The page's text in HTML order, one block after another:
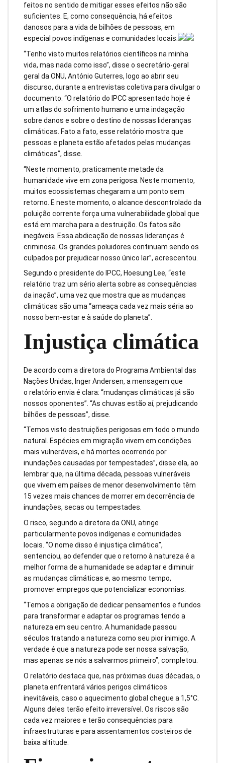
feitos no sentido de mitigar esses efeitos não são
suficientes. E, como consequência, há efeitos
danosos para a vida de bilhões de pessoas, em
especial povos indígenas e comunidades locais.
“Tenho visto muitos relatórios científicos na minha
vida, mas nada como isso”, disse o secretário-geral
geral da ONU, António Guterres, logo ao abrir seu
discurso, durante a entrevistas coletiva para divulgar o
documento. “O relatório do IPCC apresentado hoje é
um atlas do sofrimento humano e uma indagação
sobre danos e sobre o destino de nossas lideranças
climáticas. Fato a fato, esse relatório mostra que
pessoas e planeta estão afetados pelas mudanças
climáticas”, disse.
“Neste momento, praticamente metade da
humanidade vive em zona perigosa. Neste momento,
muitos ecossistemas chegaram a um ponto sem
retorno. E neste momento, o alcance descontrolado da
poluição corrente força uma vulnerabilidade global que
está em marcha para a destruição. Os fatos são
inegáveis. Essa abdicação de nossas lideranças é
criminosa. Os grandes poluidores continuam sendo os
culpados por prejudicar nosso único lar”, acrescentou.
Segundo o presidente do IPCC, Hoesung Lee, “este
relatório traz um sério alerta sobre as consequências
da inação”, uma vez que mostra que as mudanças
climáticas são uma “ameaça cada vez mais séria ao
nosso bem-estar e à saúde do planeta”.
Injustiça climática
De acordo com a diretora do Programa Ambiental das
Nações Unidas, Inger Andersen, a mensagem que
o relatório envia é clara: “mudanças climáticas já são
nossos oponentes”. “As chuvas estão aí, prejudicando
bilhões de pessoas”, disse.
“Temos visto destruições perigosas em todo o mundo
natural. Espécies em migração vivem em condições
mais vulneráveis, e há mortes ocorrendo por
inundações causadas por tempestades”, disse ela, ao
lembrar que, na última década, pessoas vulneráveis
que vivem em países de menor desenvolvimento têm
15 vezes mais chances de morrer em decorrência de
inundações, secas ou tempestades.
O risco, segundo a diretora da ONU, atinge
particularmente povos indígenas e comunidades
locais. “O nome disso é injustiça climática”,
sentenciou, ao defender que o retorno à natureza é a
melhor forma de a humanidade se adaptar e diminuir
as mudanças climáticas e, ao mesmo tempo,
promover empregos que potencializar economias.
“Temos a obrigação de dedicar pensamentos e fundos
para transformar e adaptar os programas tendo a
natureza em seu centro. A humanidade passou
séculos tratando a natureza como seu pior inimigo. A
verdade é que a natureza pode ser nossa salvação,
mas apenas se nós a salvarmos primeiro”, completou.
O relatório destaca que, nas próximas duas décadas, o
planeta enfrentará vários perigos climáticos
inevitáveis, caso o aquecimento global chegue a 1,5°C.
Alguns deles terão efeito irreversível. Os riscos são
cada vez maiores e terão consequências para
infraestruturas e para assentamentos costeiros de
baixa altitude.